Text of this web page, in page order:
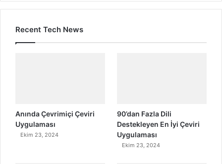
Recent Tech News
Anında Çevrimiçi Çeviri
Uygulaması
Ekim 23, 2024
90’dan Fazla Dili
Destekleyen En İyi Çeviri
Uygulaması
Ekim 23, 2024